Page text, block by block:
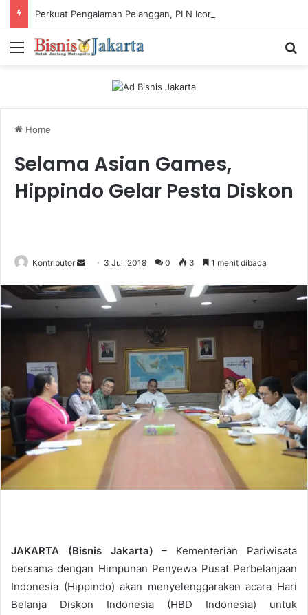
Menu
Home
Selama Asian Games,
Hippindo Gelar Pesta Diskon
Kontributor
n
d
a
n
m
a
i
l
3 Juli 2018 0 3 1 menit dibaca
JAKARTA (Bisnis Jakarta) – Kementerian Pariwisata
bersama dengan Himpunan Penyewa Pusat Perbelanjaan
Indonesia (Hippindo) akan menyelenggarakan acara Hari
Belanja Diskon Indonesia (HBD Indonesia) untuk